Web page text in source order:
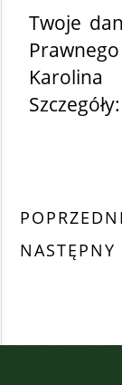
Twoje
Karolina